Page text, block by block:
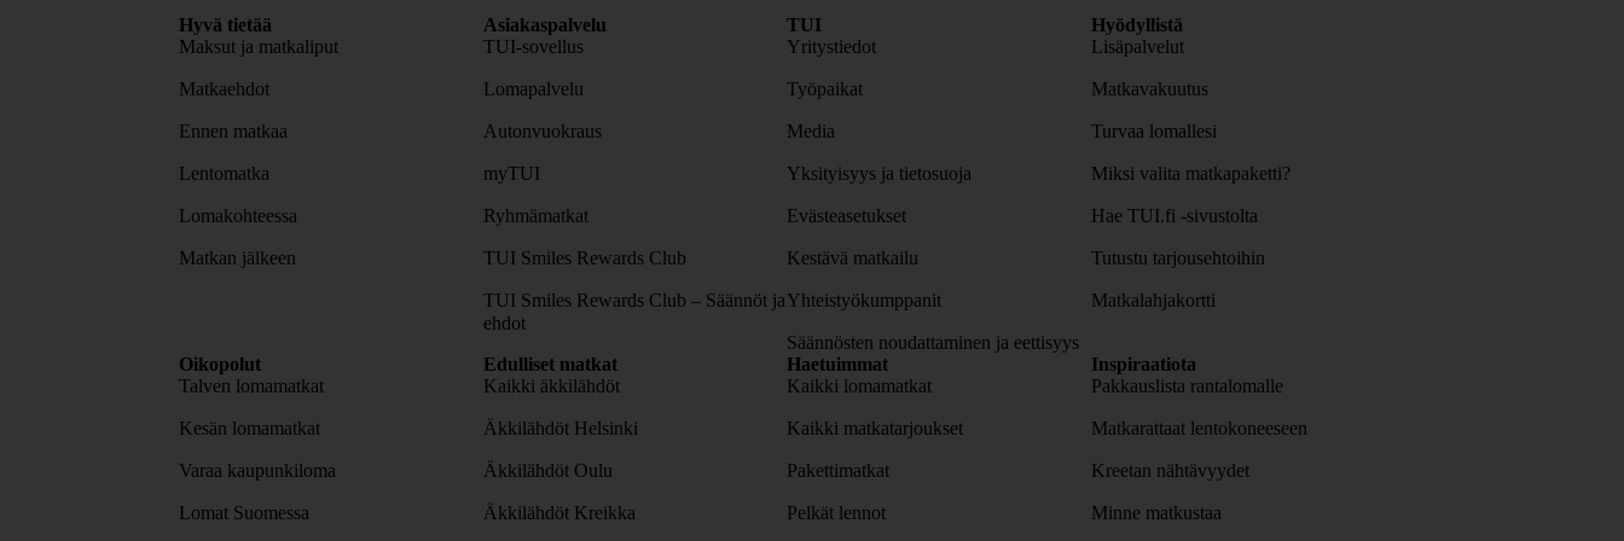
Hyvä tietää
Maksut ja matkaliput
Matkaehdot
Ennen matkaa
Lentomatka
Lomakohteessa
Matkan jälkeen
Asiakaspalvelu
TUI-sovellus
Lomapalvelu
Autonvuokraus
myTUI
Ryhmämatkat
TUI Smiles Rewards Club
TUI Smiles Rewards Club – Säännöt ja
ehdot
TUI
Yritystiedot
Työpaikat
Media
Yksityisyys ja tietosuoja
Evästeasetukset
Kestävä matkailu
Yhteistyökumppanit
Säännösten noudattaminen ja eettisyys
Hyödyllistä
Lisäpalvelut
Matkavakuutus
Turvaa lomallesi
Miksi valita matkapaketti?
Hae TUI.fi -sivustolta
Tutustu tarjousehtoihin
Matkalahjakortti
Oikopolut
Talven lomamatkat
Kesän lomamatkat
Varaa kaupunkiloma
Lomat Suomessa
Edulliset matkat
Kaikki äkkilähdöt
Äkkilähdöt Helsinki
Äkkilähdöt Oulu
Äkkilähdöt Kreikka
Haetuimmat
Kaikki lomamatkat
Kaikki matkatarjoukset
Pakettimatkat
Pelkät lennot
Inspiraatiota
Pakkauslista rantalomalle
Matkarattaat lentokoneeseen
Kreetan nähtävyydet
Minne matkustaa